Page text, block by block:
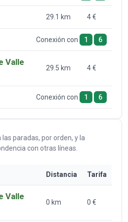
29.1 km 4 €
Conexión con 1 6
Valle
29.5 km 4 €
Conexión con 1 6
las paradas, por orden, y la
con otras líneas.
Distancia Tarifa
Valle
0 km 0 €